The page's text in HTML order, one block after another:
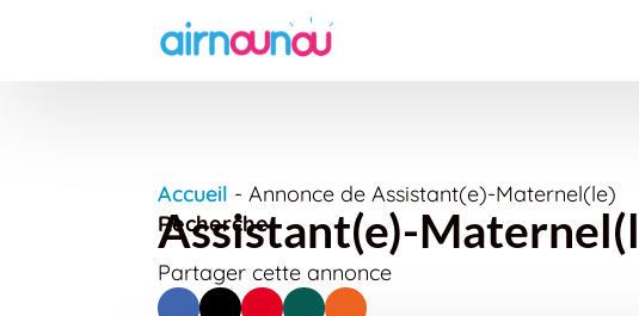
Accueil - Annonce de Assistant(e)-Maternel(le)
Recherche
Assistant(e)-
Partager cette annonce